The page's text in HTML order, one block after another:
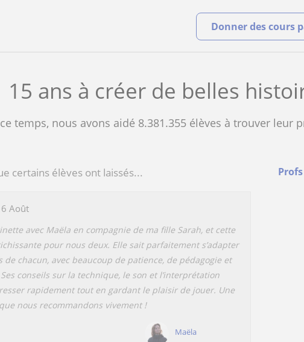
Donner des cours
15 ans à créer de belles
temps, nous avons aidé 8.381.355 élèves à trouver leur
certains élèves ont laissés...
Août
avec Maëla en compagnie de ma fille Sarah, et cette
pour nous deux. Elle sait parfaitement s’adapter
chacun, avec beaucoup de patience, de pédagogie et
conseils sur la technique, le son et l’interprétation
rapidement tout en gardant le plaisir de jouer. Une
nous recommandons vivement !
Maëla